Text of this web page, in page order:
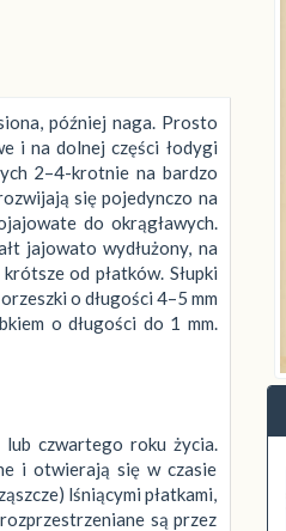
później naga. Prosto
i na dolnej części łodygi
2–4-krotnie na bardzo
się pojedynczo na
do okrągławych.
jajowato wydłużony, na
od płatków. Słupki
o długości 4–5 mm
o długości do 1 mm.
czwartego roku życia.
i otwierają się w czasie
lśniącymi płatkami,
są przez